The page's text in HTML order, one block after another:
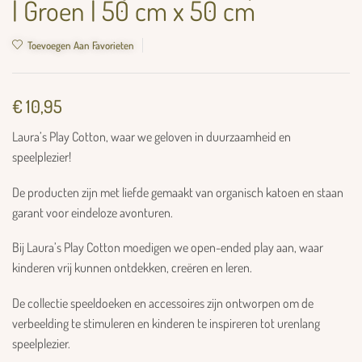
| Groen | 50 cm x 50 cm
Toevoegen Aan Favorieten
€10,95
Laura’s Play Cotton, waar we geloven in duurzaamheid en
speelplezier!
De producten zijn met liefde gemaakt van organisch katoen en staan
garant voor eindeloze avonturen.
Bij Laura’s Play Cotton moedigen we open-ended play aan, waar
kinderen vrij kunnen ontdekken, creëren en leren.
De collectie speeldoeken en accessoires zijn ontworpen om de
verbeelding te stimuleren en kinderen te inspireren tot urenlang
speelplezier.